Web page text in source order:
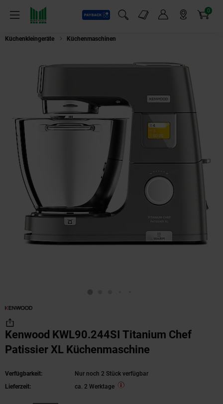
Menü
Payback
Suchfeld einblenden
Markt-Angebote 0
Artikel
Küchenkleingeräte Küchenmaschinen
Kenwood KWL90.244SI Titanium Chef
Patissier XL Küchenmaschine
Verfügbarkeit:
Nur noch 2 Stück verfügbar
Lieferzeit:
ca. 2 Werktage